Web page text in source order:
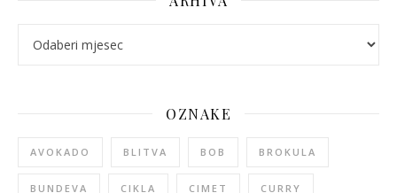
OZNAKE
AVOKADO BLITVA BOB BROKULA
BUNDEVA CIKLA CIMET CURRY